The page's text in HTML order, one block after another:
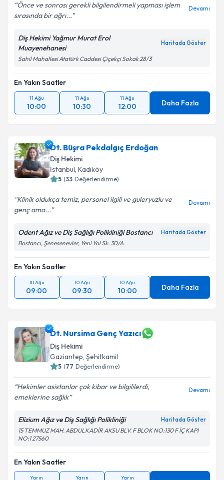
Önce ve sonrası gerekli bilgilendirmeli yapması işlem
sırasında bir ağrı...
Devamı
Diş Hekimi Yağmur Murat Erol
Muayenehanesi
Haritada Göster
Sahil Mahallesi Atatürk Caddesi Çiçekçi Sokak 28/3
En Yakın Saatler
11 Ağu
10:00
11 Ağu
10:30
11 Ağu
12:00 Daha Fazla
Dt. Büşra Pekdalgıç Erdoğan
Diş Hekimi
İstanbul, Kadıköy
5 (33 Değerlendirme)
Klinik oldukça temiz, personel ilgili ve guleryuzlu ve
genç ama...
Devamı
Odent Ağız ve Diş Sağlığı Polikliniği Bostancı Haritada Göster
Bostancı, Şenesenevler, Yeni Yol Sk. 30/A
En Yakın Saatler
10 Ağu
09:00
10 Ağu
09:30
10 Ağu
10:00 Daha Fazla
Dt. Nursima Genç Yazıcı
Diş Hekimi
Gaziantep, Şehitkamil
5 (77 Değerlendirme)
Hekimler asistanlar çok kibar ve bilgililerdi,
emeklerine sağlık
Devamı
Elizium Ağız ve Diş Sağlığı Polikliniği Haritada Göster
15 TEMMUZ MAH. ABDULKADİR AKSU BLV. F BLOK NO:130 F İÇ KAPI
NO:1 27560
En Yakın Saatler
Yarın Yarın Yarın